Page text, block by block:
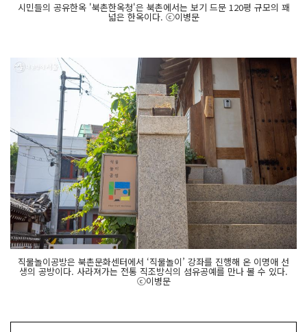
시민들의 공유한옥 '북촌한옥청'은 북촌에서는 보기 드문 120평 규모의 꽤
넓은 한옥이다. ⓒ이병문
직물놀이공방은 북촌문화센터에서 ‘직물놀이’ 강좌를 진행해 온 이명애 선
생의 공방이다. 사라져가는 전통 직조방식의 섬유공예를 만나 볼 수 있다.
ⓒ이병문